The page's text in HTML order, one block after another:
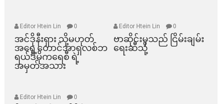
Editor Htein Lin 0
အင်ဒိုနီးရှား သို့မဟုတ်
အရှေ့တောင်အာရှလစ်ဘ
ရယ်ဒီမိုကရေစီ ရဲ့
အမှတ်အသား
Editor Htein Lin 0
ဗာဆိုင်းမှသည် ငြိမ်းချမ်း
ရေးဆီသို့
Editor Htein Lin 0